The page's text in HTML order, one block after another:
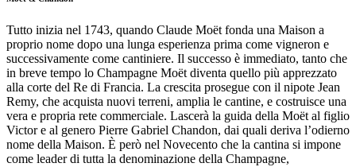
Tutto inizia nel 1743, quando Claude Moët fonda una Maison a
proprio nome dopo una lunga esperienza prima come vigneron e
successivamente come cantiniere. Il successo è immediato, tanto che
in breve tempo lo Champagne Moët diventa quello più apprezzato
alla corte del Re di Francia. La crescita prosegue con il nipote Jean
Remy, che acquista nuovi terreni, amplia le cantine, e costruisce una
vera e propria rete commerciale. Lascerà la guida della Moët al figlio
Victor e al genero Pierre Gabriel Chandon, dai quali deriva l’odierno
nome della Maison. È però nel Novecento che la cantina si impone
come leader di tutta la denominazione della Champagne,